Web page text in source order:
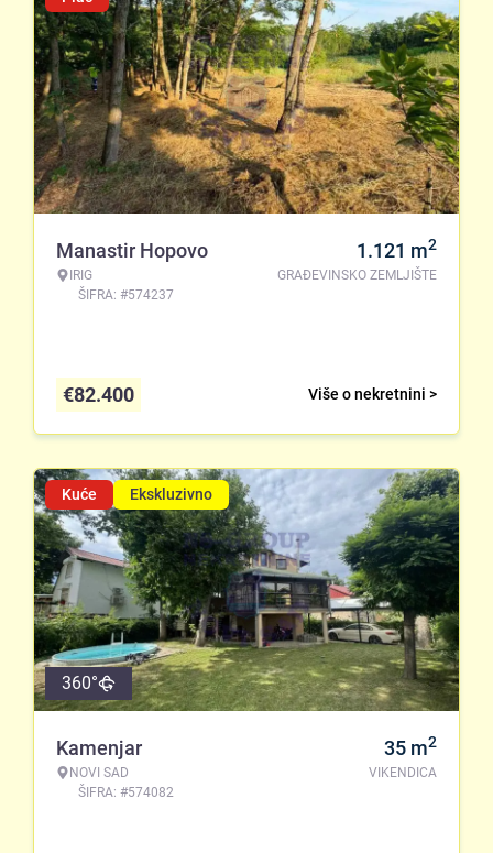
Manastir Hopovo
IRIG
ŠIFRA: #574237
1.121 m2
GRAĐEVINSKO ZEMLJIŠTE
Više o nekretnini >
€82.400
Kuće Ekskluzivno
360°
Kamenjar
NOVI SAD
ŠIFRA: #574082
35 m2
VIKENDICA